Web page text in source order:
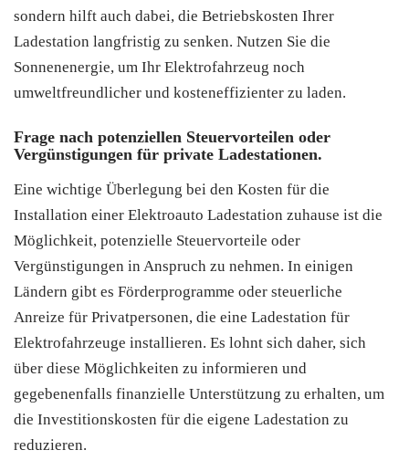
sondern hilft auch dabei, die Betriebskosten Ihrer
Ladestation langfristig zu senken. Nutzen Sie die
Sonnenenergie, um Ihr Elektrofahrzeug noch
umweltfreundlicher und kosteneffizienter zu laden.
Frage nach potenziellen Steuervorteilen oder
Vergünstigungen für private Ladestationen.
Eine wichtige Überlegung bei den Kosten für die
Installation einer Elektroauto Ladestation zuhause ist die
Möglichkeit, potenzielle Steuervorteile oder
Vergünstigungen in Anspruch zu nehmen. In einigen
Ländern gibt es Förderprogramme oder steuerliche
Anreize für Privatpersonen, die eine Ladestation für
Elektrofahrzeuge installieren. Es lohnt sich daher, sich
über diese Möglichkeiten zu informieren und
gegebenenfalls finanzielle Unterstützung zu erhalten, um
die Investitionskosten für die eigene Ladestation zu
reduzieren.